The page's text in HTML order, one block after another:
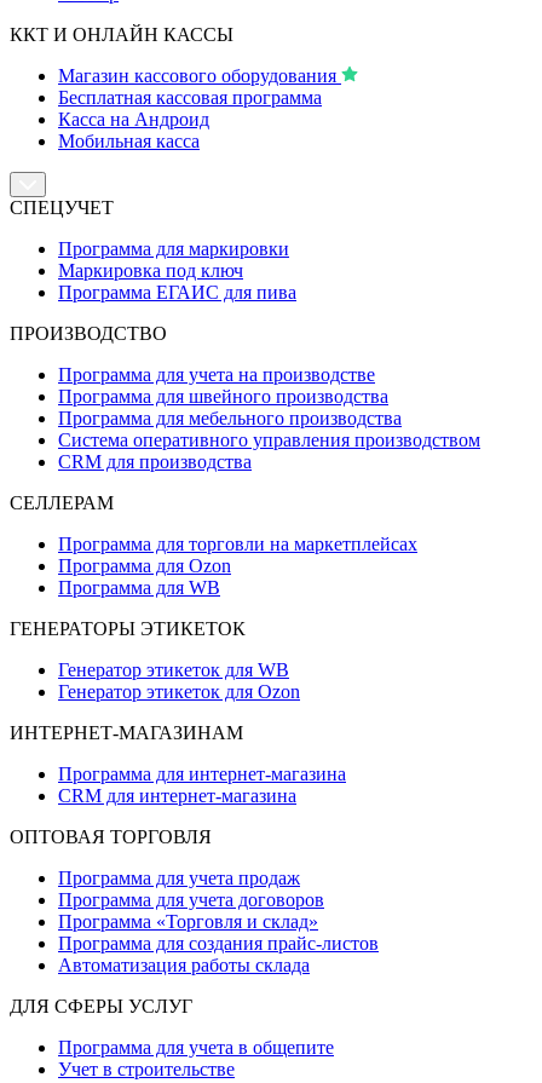
ККТ И ОНЛАЙН КАССЫ
Магазин кассового оборудования
Бесплатная кассовая программа
Касса на Андроид
Мобильная касса
СПЕЦУЧЕТ
Программа для маркировки
Маркировка под ключ
Программа ЕГАИС для пива
ПРОИЗВОДСТВО
Программа для учета на производстве
Программа для швейного производства
Программа для мебельного производства
Система оперативного управления производством
CRM для производства
СЕЛЛЕРАМ
Программа для торговли на маркетплейсах
Программа для Ozon
Программа для WB
ГЕНЕРАТОРЫ ЭТИКЕТОК
Генератор этикеток для WB
Генератор этикеток для Ozon
ИНТЕРНЕТ-МАГАЗИНАМ
Программа для интернет-магазина
CRM для интернет-магазина
ОПТОВАЯ ТОРГОВЛЯ
Программа для учета продаж
Программа для учета договоров
Программа «Торговля и склад»
Программа для создания прайс‑листов
Автоматизация работы склада
ДЛЯ СФЕРЫ УСЛУГ
Программа для учета в общепите
Учет в строительстве